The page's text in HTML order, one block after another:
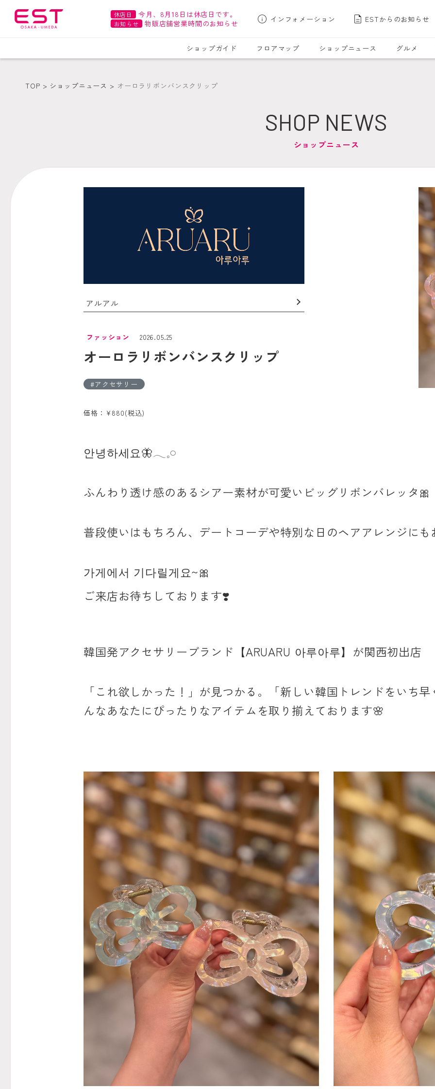
休店日 今月、8月18日は休店日です。
お知らせ 物販店舗営業時間のお知らせ インフォメーション ESTからのお知らせ
ショップガイド フロアマップ ショップニュース グルメ
TOP ショップニュース オーロラリボンバンスクリップ
SHOP NEWS
ショップニュース
アルアル
ファッション 2026.05.25
オーロラリボンバンスクリップ
アクセサリー
価格：¥880(税込)
안녕하세요🦋𓂃𓈒𓏸︎︎︎︎
ふんわり透け感のあるシアー素材が可愛いビッグリボンバレッタ 🎀
普段使いはもちろん、デートコーデや特別な日のヘアアレンジに
가게에서 기다릴게요~🎀
ご来店お待ちしております❣️
韓国発アクセサリーブランド【ARUARU 아루아루】が関西初出店
「これ欲しかった！」が見つかる。「新しい韓国トレンドをいち
んなあなたにぴったりなアイテムを取り揃えております🌸